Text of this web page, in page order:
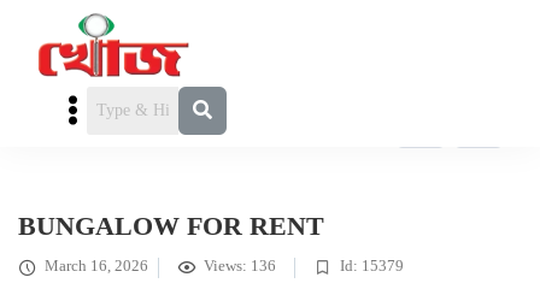
» BUNGALOW FOR RENT
BUNGALOW FOR RENT
March 16, 2026 Views: 136 Id: 15379